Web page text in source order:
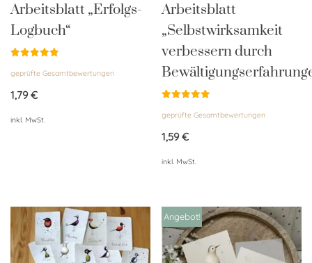
Arbeitsblatt „Erfolgs-
Logbuch“
mit
von 5
geprüfte Gesamtbewertungen
1,79€
inkl. MwSt.
Arbeitsblatt
„Selbstwirksamkeit
verbessern durch
mit
von 5
geprüfte Gesamtbewertungen
1,59€
inkl. MwSt.
Angebot!